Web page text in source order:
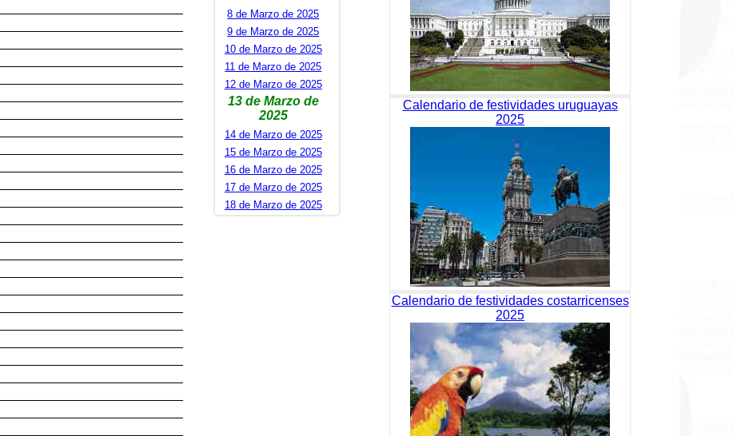
8 de Marzo de 2025
9 de Marzo de 2025
10 de Marzo de 2025
11 de Marzo de 2025
12 de Marzo de 2025
13 de Marzo de
2025
14 de Marzo de 2025
15 de Marzo de 2025
16 de Marzo de 2025
17 de Marzo de 2025
18 de Marzo de 2025
Calendario de festividades uruguayas
2025
Calendario de festividades costarricenses
2025